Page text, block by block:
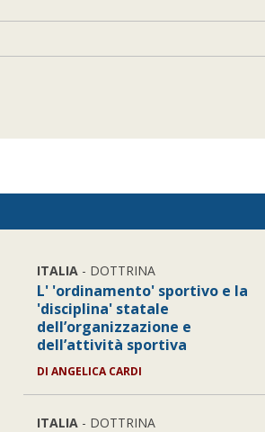
ITALIA- DOTTRINA
L' 'ordinamento' sportivo e la
'disciplina' statale
dell’organizzazione e
dell’attività sportiva
DI ANGELICA CARDI
ITALIA- DOTTRINA